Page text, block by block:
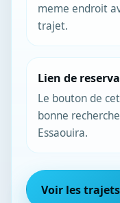
meme endroit
trajet.
Lien de
Le bouton de
bonne
Essaouira.
Voir les